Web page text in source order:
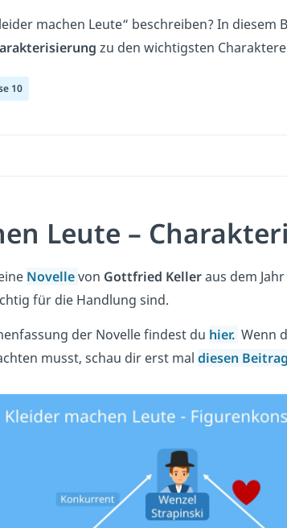
machen Leute“ beschreiben? In diesem
zu den wichtigsten
10
Leute –
Novellevon Gottfried Kelleraus dem Jahr
für die Handlung sind.
der Novelle findest du hier. Wenn
musst, schau dir erst mal diesen Beitrag